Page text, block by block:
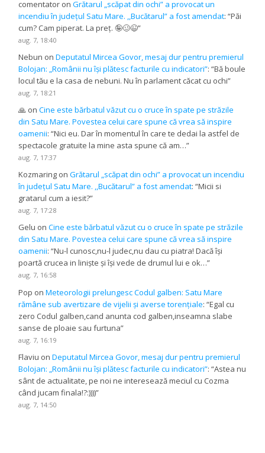
comentator onGrătarul „scăpat din ochi” a provocat un
incendiu în județul Satu Mare. ,,Bucătarul” a fost amendat: “Păi
cum? Cam piperat. La preț. 🤪🥴😉”
aug. 7, 18:40
Nebun onDeputatul Mircea Govor, mesaj dur pentru premierul
Bolojan: „Românii nu își plătesc facturile cu indicatori”: “Bă boule
locul tău e la casa de nebuni. Nu în parlament căcat cu ochi”
aug. 7, 18:21
🙏 onCine este bărbatul văzut cu o cruce în spate pe străzile
din Satu Mare. Povestea celui care spune că vrea să inspire
oamenii: “Nici eu. Dar în momentul în care te dedai la astfel de
spectacole gratuite la mine asta spune că am…”
aug. 7, 17:37
Kozmaring onGrătarul „scăpat din ochi” a provocat un incendiu
în județul Satu Mare. ,,Bucătarul” a fost amendat: “Micii si
gratarul cum a iesit?”
aug. 7, 17:28
Gelu onCine este bărbatul văzut cu o cruce în spate pe străzile
din Satu Mare. Povestea celui care spune că vrea să inspire
oamenii: “Nu-l cunosc,nu-l judec,nu dau cu piatra! Dacă își
poartă crucea in liniște și își vede de drumul lui e ok…”
aug. 7, 16:58
Pop onMeteorologii prelungesc Codul galben: Satu Mare
rămâne sub avertizare de vijelii și averse torențiale: “Egal cu
zero Codul galben,cand anunta cod galben,inseamna slabe
sanse de ploaie sau furtuna”
aug. 7, 16:19
Flaviu onDeputatul Mircea Govor, mesaj dur pentru premierul
Bolojan: „Românii nu își plătesc facturile cu indicatori”: “Astea nu
sânt de actualitate, pe noi ne interesează meciul cu Cozma
când jucam finala!?:))))”
aug. 7, 14:50